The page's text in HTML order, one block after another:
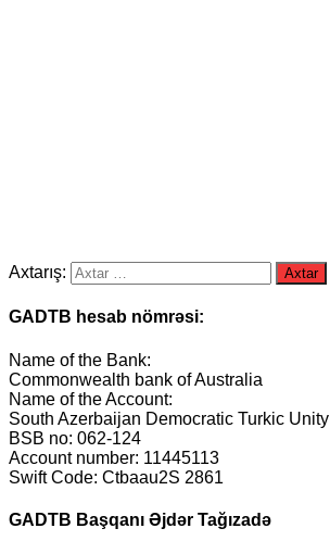
Axtarış:
GADTB hesab nömrəsi:
Name of the Bank:
Commonwealth bank of Australia
Name of the Account:
South Azerbaijan Democratic Turkic Unity
BSB no: 062-124
Account number: 11445113
Swift Code: Ctbaau2S 2861
GADTB Başqanı Əjdər Tağızadə